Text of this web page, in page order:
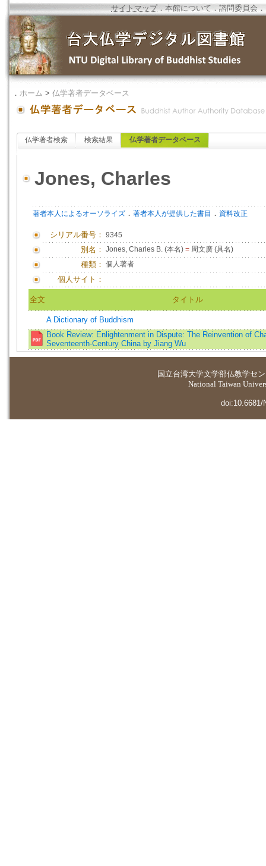
サイトマップ．本館について ．諮問委員会 ．
． ホーム > 仏学著者データベース
仏学著者検索 検索結果 仏学著者データベース
Jones, Charles
著者本人によるオーソライズ ． 著者本人が提供した書目 ． 資料改正
シリアル番号： 9345
別名： Jones, Charles B. (本名) = 周文廣 (具名)
種類： 個人著者
個人サイト：
全文 タイトル
A Dictionary of Buddhism
Book Review: Enlightenment in Dispute: The Reinvention of
Seventeenth-Century China by Jiang Wu
国立台湾大学文学部仏教学セ
National Taiwan
doi:10.6681/